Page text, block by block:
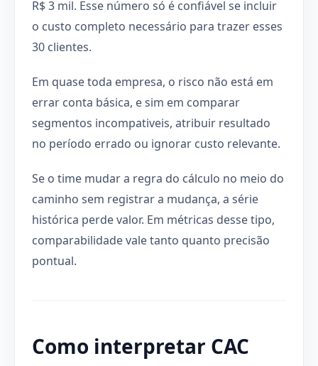
R$ 3 mil. Esse número só é confiável se incluir
o custo completo necessário para trazer esses
30 clientes.
Em quase toda empresa, o risco não está em
errar conta básica, e sim em comparar
segmentos incompativeis, atribuir resultado
no período errado ou ignorar custo relevante.
Se o time mudar a regra do cálculo no meio do
caminho sem registrar a mudança, a série
histórica perde valor. Em métricas desse tipo,
comparabilidade vale tanto quanto precisão
pontual.
Como interpretar CAC